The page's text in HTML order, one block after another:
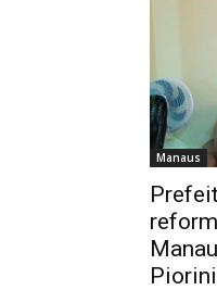
Manaus
Piorini